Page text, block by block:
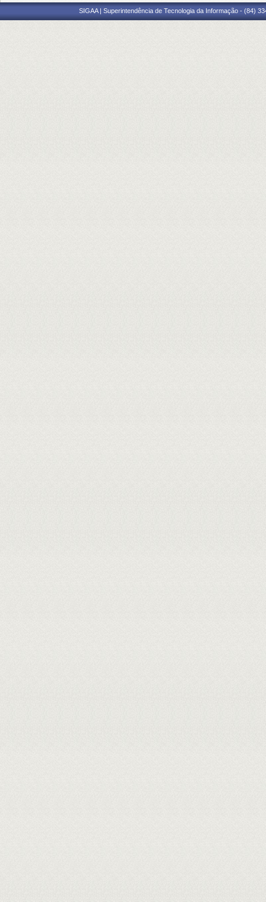
SIGAA | Superintendência de Tecnologia da Informação - (84)